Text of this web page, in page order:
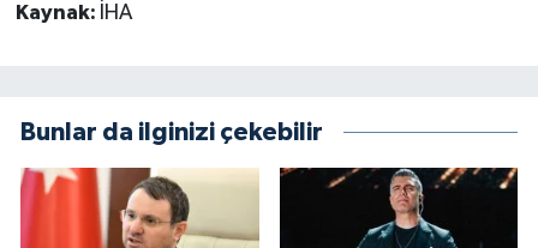
Kaynak: İHA
Bunlar da ilginizi çekebilir